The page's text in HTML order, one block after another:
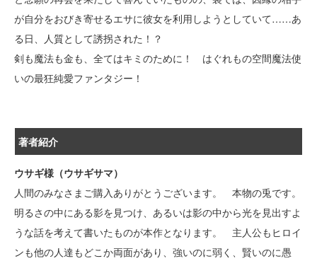
が自分をおびき寄せるエサに彼女を利用しようとしていて……あ
る日、人質として誘拐された！？
剣も魔法も金も、全てはキミのために！ はぐれもの空間魔法使
いの最狂純愛ファンタジー！
著者紹介
ウサギ様（ウサギサマ）
人間のみなさまご購入ありがとうございます。 本物の兎です。
明るさの中にある影を見つけ、あるいは影の中から光を見出すよ
うな話を考えて書いたものが本作となります。 主人公もヒロイ
ンも他の人達もどこか両面があり、強いのに弱く、賢いのに愚